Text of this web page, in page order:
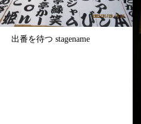
出番を待つ stagename